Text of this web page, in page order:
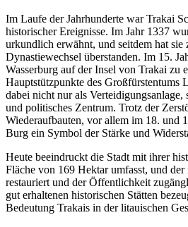
Im Laufe der Jahrhunderte war Trakai
historischer Ereignisse. Im Jahr 1337
urkundlich erwähnt, und seitdem hat sie
Dynastiewechsel überstanden. Im 15.
Wasserburg auf der Insel von Trakai zu
Hauptstützpunkte des Großfürstentums
dabei nicht nur als Verteidigungsanlage,
und politisches Zentrum. Trotz der
Wiederaufbauten, vor allem im 18. und
Burg ein Symbol der Stärke und
Heute beeindruckt die Stadt mit ihrer
Fläche von 169 Hektar umfasst, und
restauriert und der Öffentlichkeit
gut erhaltenen historischen Stätten
Bedeutung Trakais in der litauischen